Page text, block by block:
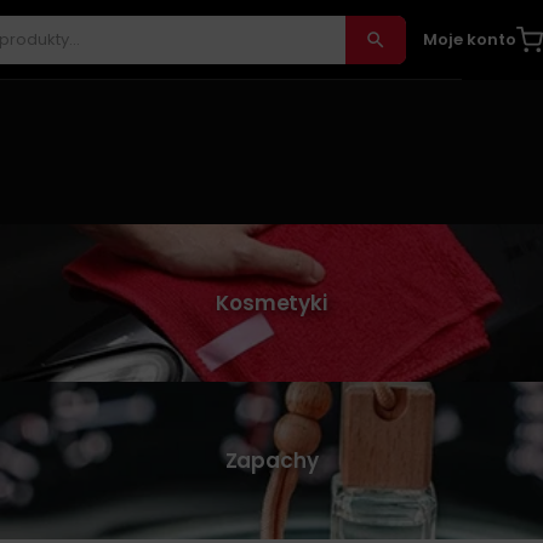
Moje konto
Kosmetyki
Zapachy